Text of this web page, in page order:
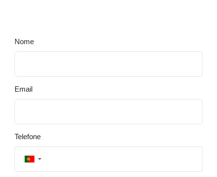
Nome
Email
Telefone
▼